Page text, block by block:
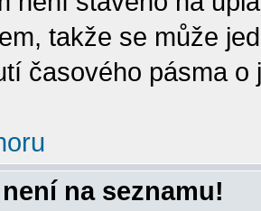
takže se může
časového pásma
na seznamu!